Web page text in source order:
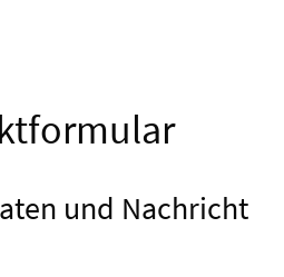
und Nachricht